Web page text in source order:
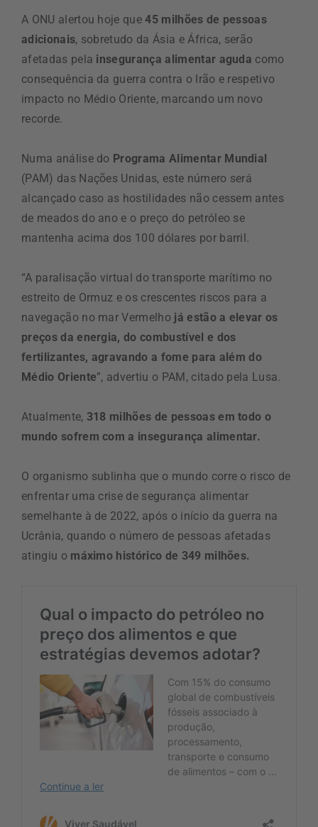
A ONU alertou hoje que45 milhões de pessoas
adicionais, sobretudo da Ásia e África, serão
afetadas pela insegurança alimentar aguda como
consequência da guerra contra o Irão e respetivo
impacto no Médio Oriente, marcando um novo
recorde.
Numa análise do Programa Alimentar Mundial
(PAM) das Nações Unidas, este número será
alcançado caso as hostilidades não cessem antes
de meados do ano e o preço do petróleo se
mantenha acima dos 100 dólares por barril.
“A paralisação virtual do transporte marítimo no
estreito de Ormuz e os crescentes riscos para a
navegação no mar Vermelho já estão a elevar os
preços da energia, do combustível e dos
fertilizantes, agravando a fome para além do
Médio Oriente”, advertiu o PAM, citado pela Lusa.
Atualmente, 318 milhões de pessoas em todo o
mundo sofrem com a insegurança alimentar.
O organismo sublinha que o mundo corre o risco de
enfrentar uma crise de segurança alimentar
semelhante à de 2022, após o início da guerra na
Ucrânia, quando o número de pessoas afetadas
atingiu o máximo histórico de 349 milhões.